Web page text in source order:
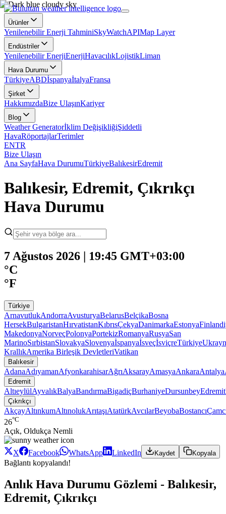
Ürünler
Yenilenebilir Enerji TahminiSkyWatchAPIMap Layer
Endüstriler
Yenilenebilir EnerjiEnerjiHavacılıkLojistikLiman
Hava Durumu
TürkiyeABDİspanyaİtalyaFransa
Şirket
HakkımızdaBize UlaşınKariyer
Blog
Weather Generatorİklim DeğişikliğiŞiddetli
HavaRöportajlarTerimler
ENTR
Bize Ulaşın
Ana SayfaHava DurumuTürkiyeBalıkesirEdremit
Balıkesir, Edremit, Çıkrıkçı
Hava Durumu
7 Ağustos 2026 | 19:45 GMT+03:00
°C
°F
Türkiye
ArnavutlukAndorraAvusturyaBelarusBelçikaBosna
HersekBulgaristanHırvatistanKıbrısÇekyaDanimarkaEstonya
MakedonyaNorveçPolonyaPortekizRomanyaRusyaSan
MarinoSırbistanSlovakyaSlovenyaİspanyaİsveçİsviçreTürkiye
KrallıkAmerika Birleşik DevletleriVatikan
Balıkesir
AdanaAdıyamanAfyonkarahisarAğrıAksarayAmasyaAnkaraAntalya
Edremit
AltıeylülAyvalıkBalyaBandırmaBigadiçBurhaniyeDursunbeyEdremit
Çıkrıkçı
AkçayAltınkumAltınolukArıtaşıAtatürkAvcılarBeyobaBostancı
26°C
Açık, Oldukça Nemli
X Facebook WhatsApp LinkedIn Kaydet Kopyala
Bağlantı kopyalandı!
Anlık Hava Durumu Gözlemi - Balıkesir,
Edremit, Çıkrıkçı